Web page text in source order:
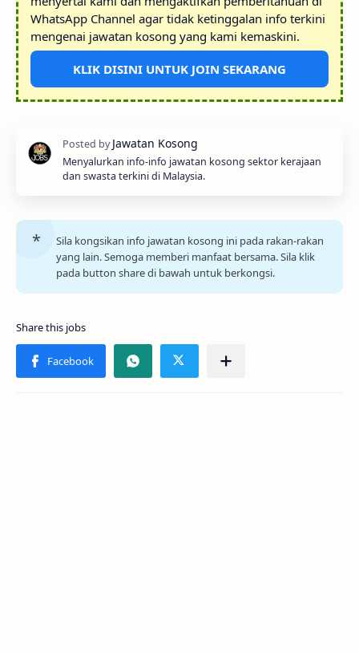
WhatsApp Channel agar tidak ketinggalan info terkini
mengenai jawatan kosong yang kami kemaskini.
KLIK DISINI UNTUK JOIN SEKARANG
Menyalurkan info-info jawatan kosong sektor kerajaan
dan swasta terkini di Malaysia.
Sila kongsikan info jawatan kosong ini pada rakan-rakan
yang lain. Semoga memberi manfaat bersama. Sila klik
pada button share di bawah untuk berkongsi.